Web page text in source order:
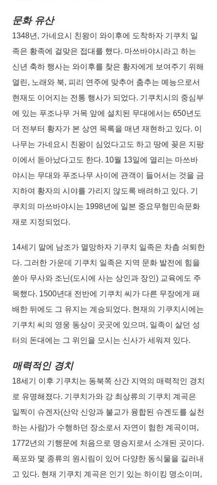
문화 유산
1348년, 가네요시 친왕이 와이후에 도착하자 기쿠치 일
족은 황족에 걸맞은 접대를 했다. 마쓰바야시라고 하는
신년 축하 행사는 와이후를 찾은 황자에게 보여주기 위해
열린, 노래와 북, 피리 연주에 맞추어 춤추는 예능으로서
현재도 이어지는 전통 행사가 되었다. 기쿠치시의 중심부
에 있는 푸조나무 거목 앞에 설치된 무대에서는 650년도
더 전부터 황자가 본 상연 목록을 매년 재현하고 있다. 이
나무는 가네요시 친왕이 심었다고도 하고 땅에 꽂은 지팡
이에서 돋아났다고도 한다. 10월 13일에 열리는 마쓰바
야시는 무대와 푸조나무 사이에 관객이 들어서는 것을 금
지하여 황자의 시야를 가리지 않도록 배려하고 있다. 기
쿠치의 마쓰바야시는 1998년에 일본 중요무형민속문화
재로 지정되었다.
14세기 말에 남조가 멸망하자 기쿠치 일족은 차츰 쇠퇴한
다. 그러한 가운데 기쿠치 일족은 지역 문화 발전에 힘을
쏟아 무사와 조닌(도시에 사는 상인과 장인) 교육에도 주
목했다. 1500년대 전반에 기쿠치 씨가 다른 무장에게 패
배한 뒤에도 그 유지는 계승되었다. 현재의 기쿠치시에는
기쿠치 씨의 영웅 동상이 곳곳에 있으며, 일족이 살던 성
터의 돈대에는 그 위인을 모시는 신사가 세워져 있다.
매력적인 경치
18세기 이후 기쿠치는 동북쪽 산간 지역의 매력적인 경치
로 유명해졌다. 기쿠치가와 강 최상류의 기쿠치 계곡은
일찍이 슈겐자(산악 신앙과 불교가 융합된 슈겐도를 실천
하는 사람)가 수행하던 장소로서 자연이 험한 계곡이며,
1772년의 기행문에 처음으로 명승지로서 소개된 곳이다.
폭포와 몇 종류의 원시림이 있어 다양한 동식물을 길러내
고 있다. 현재 기쿠치 계곡은 인기 있는 하이킹 명소이며,